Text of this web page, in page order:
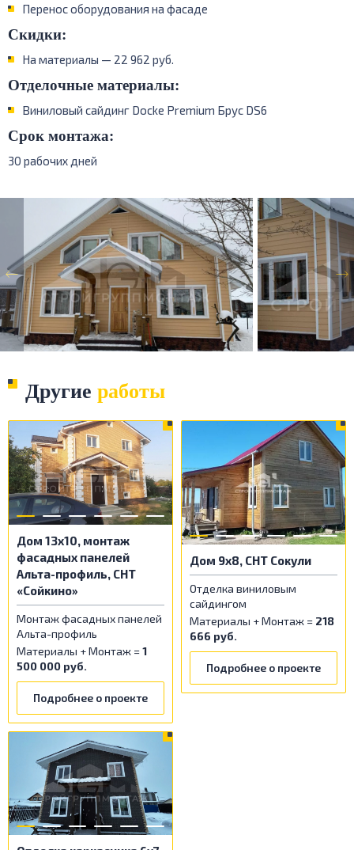
Перенос оборудования на фасаде
Скидки:
На материалы — 22 962 руб.
Отделочные материалы:
Виниловый сайдинг Docke Premium Брус DS6
Срок монтажа:
30 рабочих дней
Другие работы
Дом 13x10, монтаж
фасадных панелей
Альта-профиль, СНТ
«Сойкино»
Монтаж фасадных панелей
Альта-профиль
Материалы + Монтаж =1
500 000 руб.
Подробнее о проекте
Дом 9х8, СНТ Сокули
Отделка виниловым
сайдингом
Материалы + Монтаж = 218
666 руб.
Подробнее о проекте